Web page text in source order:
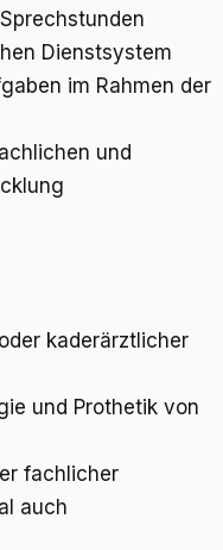
Dienstsystem
im Rahmen der
und
kaderärztlicher
und Prothetik von
fachlicher
auch